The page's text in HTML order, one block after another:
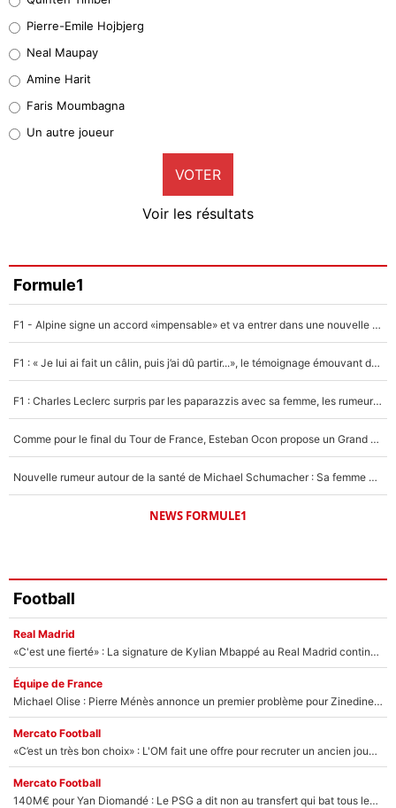
5%
1%
9%
Faris Moumbagna
5%
Un autre joueur
5%
Pierre-Emile Hojbjerg
Neal Maupay
Amine Harit
Faris Moumbagna
Un autre joueur
VOTER
Voir les résultats
Formule1
F1 - Alpine signe un accord «impensable» et va entrer dans une nouvelle dimension : Grande nouvelle pour Pierre Gasly !
F1 : « Je lui ai fait un câlin, puis j’ai dû partir...», le témoignage émouvant de Max Verstappen sur sa fille
F1 : Charles Leclerc surpris par les paparazzis avec sa femme, les rumeurs étaient vraies !
Comme pour le final du Tour de France, Esteban Ocon propose un Grand Prix de Formule 1 à Paris : «Autour de l’Arc de Triomphe, ce serait génial» !
Nouvelle rumeur autour de la santé de Michael Schumacher : Sa femme Corinna sort du silence
NEWS FORMULE1
Football
Real Madrid
«C'est une fierté» : La signature de Kylian Mbappé au Real Madrid continue de régaler l'Espagne
Équipe de France
Michael Olise : Pierre Ménès annonce un premier problème pour Zinedine Zidane en équipe de France
Mercato Football
«C’est un très bon choix» : L'OM fait une offre pour recruter un ancien joueur du PSG... et c'est validé dans l'After Foot !
Mercato Football
140M€ pour Yan Diomandé : Le PSG a dit non au transfert qui bat tous les records sur le mercato